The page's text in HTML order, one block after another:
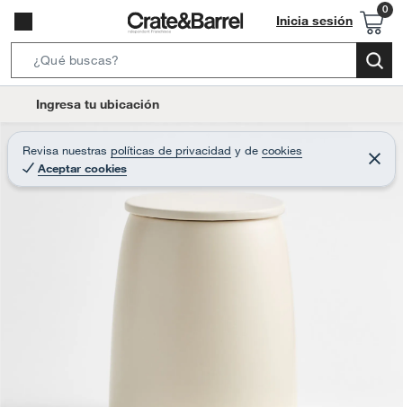
Inicia sesión
e
r
c
a
t
Ingresa tu ubicación
Revisa nuestras políticas de privacidad y de cookies
Aceptar cookies
C
e
r